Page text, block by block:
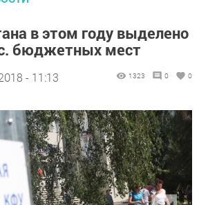
в этом году выделено
бюджетных мест
- 11:13 1323 0 0